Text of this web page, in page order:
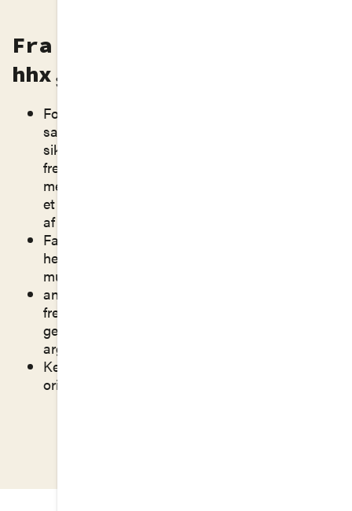
Fra læreplanen Dansk –
hhx, 2017
Formål: Gennem udvikling af kritisk-analytisk
sans, refleksionsevne samt beherskelse af et
sikkert sprogligt udtryk, er formålet endeligt at
fremme elevernes muligheder for som
medborgere at orientere sig og aktivt tage del i
et demokratisk og globaliseret samfund præget
af digitalisering.
Faglige mål: demonstrere indsigt i retoriske,
herunder stilistiske, virkemidler i såvel
mundtlige som skriftlige sammenhænge.
anvende forskellige mundtlige og skriftlige
fremstillingsformer formålsbestemt og
genrebevidst, herunder redegøre, kommentere,
argumentere, diskutere, vurdere og reflektere.
Kernestof: svenske og norske tekster på
originalsprog.